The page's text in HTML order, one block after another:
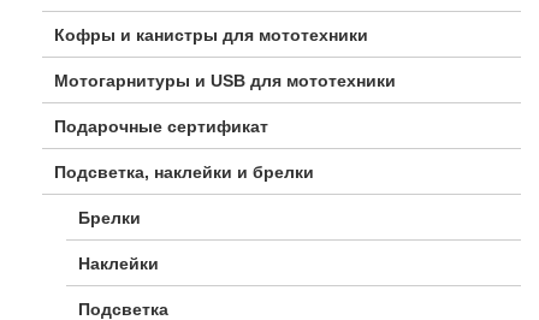
Кофры и канистры для мототехники
Мотогарнитуры и USB для мототехники
Подарочные сертификат
Подсветка, наклейки и брелки
Брелки
Наклейки
Подсветка